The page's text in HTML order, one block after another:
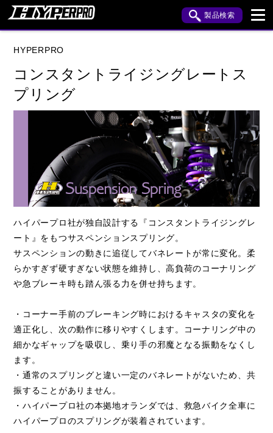
製品検索
HONDA YAMAHA SUZUKI
APRILIA BENELLI BMW
BUELL CAGIVA DUCATI
HARLEY DAVIDSON HUSQVANA
MV AGUSTA ROYAL ENFIELD
TRIUMPH
閉じる
HYPERPRO
コンスタントライジングレートス
プリング
ハイパープロ社が独自設計する『コンスタントライジングレ
ート』をもつサスペンションスプリング。
サスペンションの動きに追従してバネレートが常に変化。柔
らかすぎず硬すぎない状態を維持し、高負荷のコーナリング
や急ブレーキ時も踏ん張る力を併せ持ちます。
・コーナー手前のブレーキング時におけるキャスタの変化を
適正化し、次の動作に移りやすくします。コーナリング中の
細かなギャップを吸収し、乗り手の邪魔となる振動をなくし
ます。
・通常のスプリングと違い一定のバネレートがないため、共
振することがありません。
・ハイパープロ社の本拠地オランダでは、救急バイク全車に
ハイパープロのスプリングが装着されています。